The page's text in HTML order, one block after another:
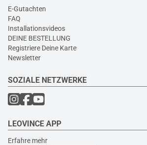
E-Gutachten
FAQ
Installationsvideos
DEINE BESTELLUNG
Registriere Deine Karte
Newsletter
SOZIALE NETZWERKE
LEOVINCE APP
Erfahre mehr